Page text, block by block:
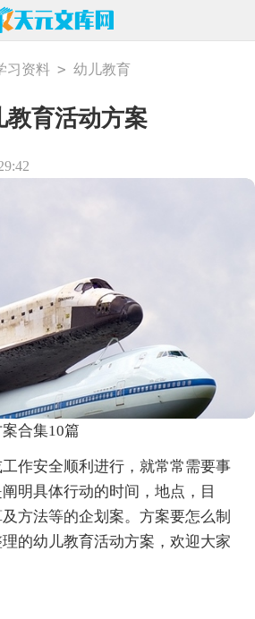
习资料 > 幼儿教育
教育活动方案
合集10篇
作安全顺利进行，就常常需要事
明具体行动的时间，地点，目
方法等的企划案。方案要怎么制
的幼儿教育活动方案，欢迎大家